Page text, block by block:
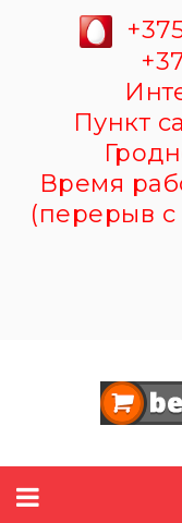
Пункт
Время
(перерыв с